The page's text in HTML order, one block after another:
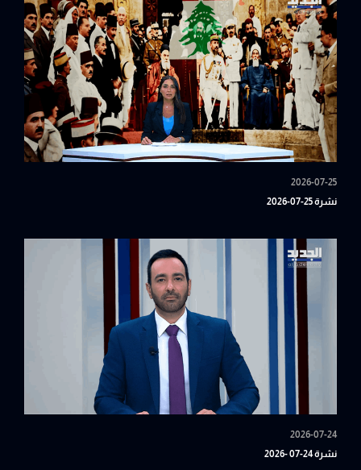
2026-07-25
نشرة 25-07-2026
2026-07-24
نشرة 24-07 -2026